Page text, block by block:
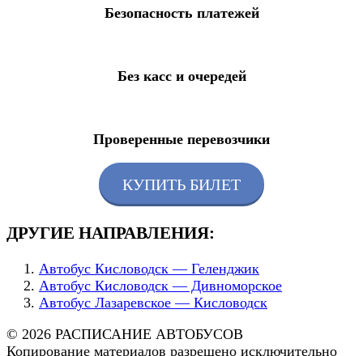
Безопасность платежей
Без касс и очередей
Проверенные перевозчики
КУПИТЬ БИЛЕТ
ДРУГИЕ НАПРАВЛЕНИЯ:
Автобус Кисловодск — Геленджик
Автобус Кисловодск — Дивноморское
Автобус Лазаревское — Кисловодск
© 2026 РАСПИСАНИЕ АВТОБУСОВ
Копирование материалов разрешено исключительно